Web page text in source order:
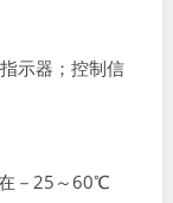
示器；控制信
－25～60℃